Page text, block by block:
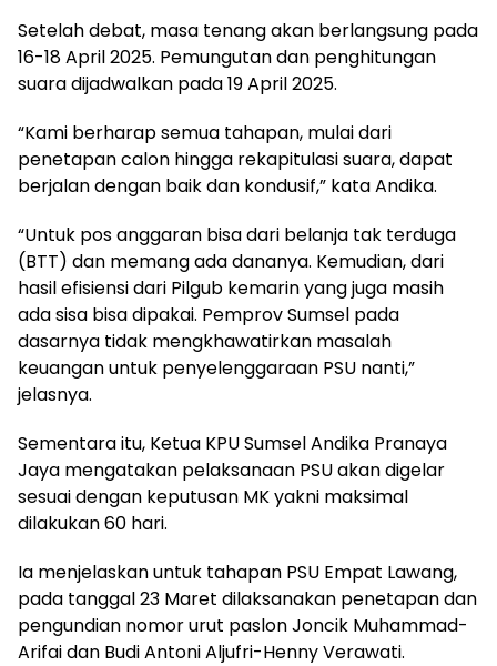
Setelah debat, masa tenang akan berlangsung pada
16-18 April 2025. Pemungutan dan penghitungan
suara dijadwalkan pada 19 April 2025.
“Kami berharap semua tahapan, mulai dari
penetapan calon hingga rekapitulasi suara, dapat
berjalan dengan baik dan kondusif,” kata Andika.
“Untuk pos anggaran bisa dari belanja tak terduga
(BTT) dan memang ada dananya. Kemudian, dari
hasil efisiensi dari Pilgub kemarin yang juga masih
ada sisa bisa dipakai. Pemprov Sumsel pada
dasarnya tidak mengkhawatirkan masalah
keuangan untuk penyelenggaraan PSU nanti,”
jelasnya.
Sementara itu, Ketua KPU Sumsel Andika Pranaya
Jaya mengatakan pelaksanaan PSU akan digelar
sesuai dengan keputusan MK yakni maksimal
dilakukan 60 hari.
Ia menjelaskan untuk tahapan PSU Empat Lawang,
pada tanggal 23 Maret dilaksanakan penetapan dan
pengundian nomor urut paslon Joncik Muhammad-
Arifai dan Budi Antoni Aljufri-Henny Verawati.